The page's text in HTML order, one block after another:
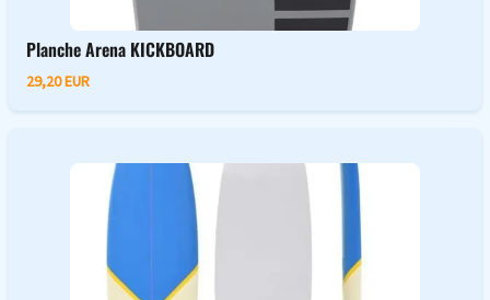
Planche Arena KICKBOARD
29,20 EUR